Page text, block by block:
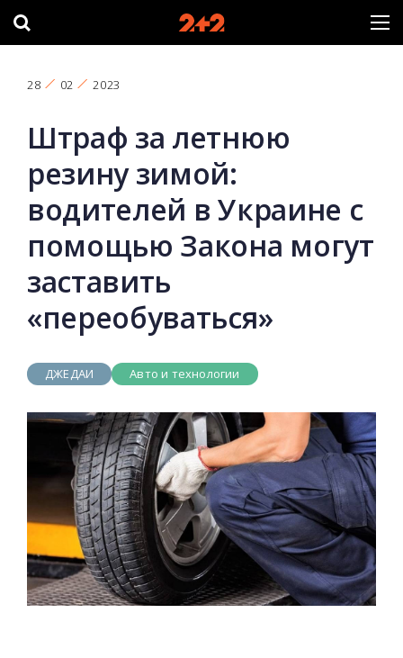
28 02 2023
Штраф за летнюю
резину зимой:
водителей в Украине с
помощью Закона могут
заставить
«переобуваться»
ДЖЕДАИ Авто и технологии